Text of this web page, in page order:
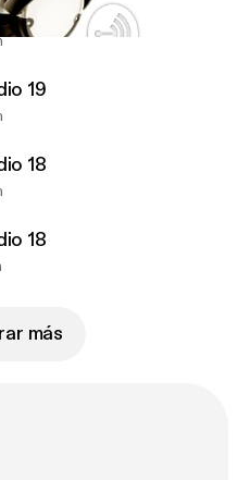
20 (last)
19
18
18
más